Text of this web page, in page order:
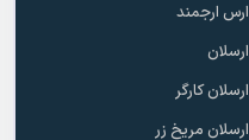
ارس ارجمند
ارسلان
ارسلان کارگر
ارسلان مریخ زر